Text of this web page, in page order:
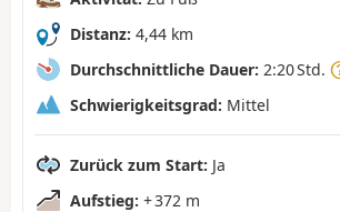
Distanz: 4,44 km
Durchschnittliche Dauer: 2:20 Std.
Schwierigkeitsgrad: Mittel
Zurück zum Start: Ja
Aufstieg: + 372 m